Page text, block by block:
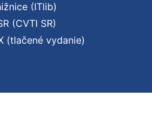
(ITlib)
(CVTI SR)
(tlačené vydanie)